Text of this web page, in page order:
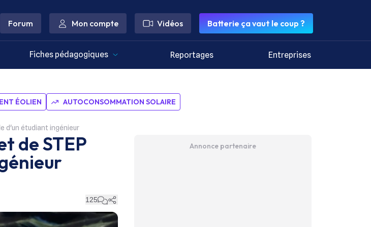
Forum Mon compte Vidéos Batterie ça vaut le coup ?
Fiches pédagogiques Reportages Entreprises
ÉOLIEN AUTOCONSOMMATION SOLAIRE
d'un étudiant ingénieur
de STEP
125
Annonce partenaire